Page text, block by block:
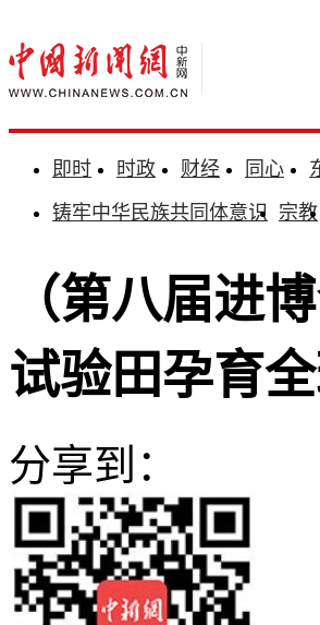
即时 时政 财经 同心
铸牢中华民族共同体意识 宗教
（第八届进
试验田孕育
分享到：